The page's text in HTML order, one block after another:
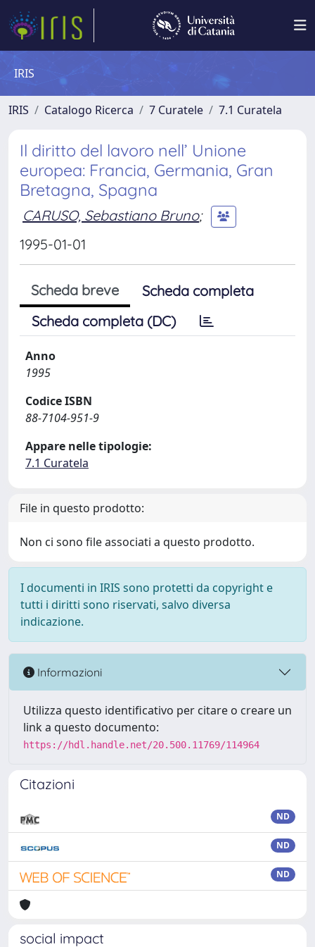
IRIS
IRIS Catalogo Ricerca 7 Curatele 7.1 Curatela
Il diritto del lavoro nell’ Unione
europea: Francia, Germania, Gran
Bretagna, Spagna
CARUSO, Sebastiano Bruno;
1995-01-01
Scheda breve
Scheda completa
Scheda completa (DC)
Anno
1995
Codice ISBN
88-7104-951-9
Appare nelle tipologie:
7.1 Curatela
File in questo prodotto:
Non ci sono file associati a questo prodotto.
I documenti in IRIS sono protetti da copyright e
tutti i diritti sono riservati, salvo diversa
indicazione.
Informazioni
Utilizza questo identificativo per citare o creare un
link a questo documento:
https://hdl.handle.net/20.500.11769/114964
Citazioni
ND
ND
ND
social impact